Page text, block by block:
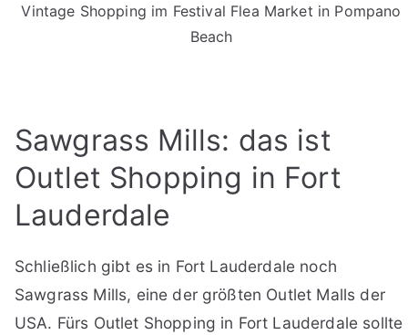
Vintage Shopping im Festival Flea Market in Pompano
Beach
Sawgrass Mills: das ist
Outlet Shopping in Fort
Lauderdale
Schließlich gibt es in Fort Lauderdale noch
Sawgrass Mills, eine der größten Outlet Malls der
USA. Fürs Outlet Shopping in Fort Lauderdale sollte